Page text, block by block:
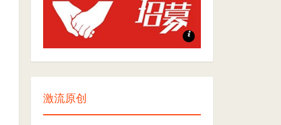
志愿者招募
激流原创